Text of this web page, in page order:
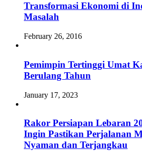
Transformasi Ekonomi di
Masalah
February 26, 2016
Pemimpin Tertinggi Umat
Berulang Tahun
January 17, 2023
Rakor Persiapan Lebaran
Ingin Pastikan Perjalanan
Nyaman dan Terjangkau